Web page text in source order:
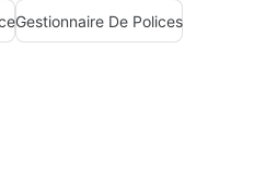
Gestionnaire De Polices